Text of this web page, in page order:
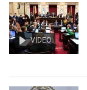
VIDEO